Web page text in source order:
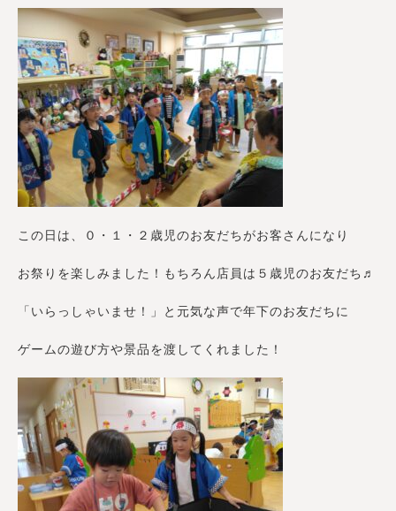
この日は、０・１・２歳児のお友だちがお客さんになり
お祭りを楽しみました！もちろん店員は５歳児のお友だち♬
「いらっしゃいませ！」と元気な声で年下のお友だちに
ゲームの遊び方や景品を渡してくれました！